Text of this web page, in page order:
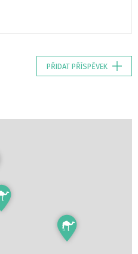
PŘIDAT PŘÍSPĚVEK